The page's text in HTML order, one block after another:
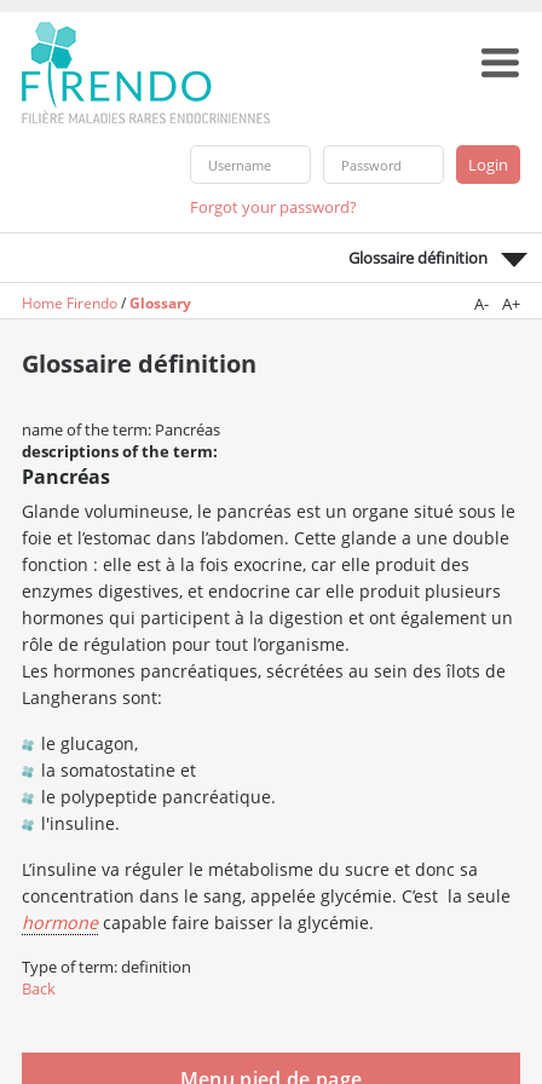
Forgot your password?
Glossaire définition
Home Firendo/Glossary A- A+
Glossaire définition
name of the term: Pancréas
descriptions of the term:
Pancréas
Glande volumineuse, le pancréas est un organe situé sous le
foie et l’estomac dans l’abdomen. Cette glande a une double
fonction : elle est à la fois exocrine, car elle produit des
enzymes digestives, et endocrine car elle produit plusieurs
hormones qui participent à la digestion et ont également un
rôle de régulation pour tout l’organisme.
Les hormones pancréatiques, sécrétées au sein des îlots de
Langherans sont:
le glucagon,
la somatostatine et
le polypeptide pancréatique.
l'insuline.
L’insuline va réguler le métabolisme du sucre et donc sa
concentration dans le sang, appelée glycémie. C’est la seule
hormonecapable faire baisser la glycémie.
Type of term: definition
Back